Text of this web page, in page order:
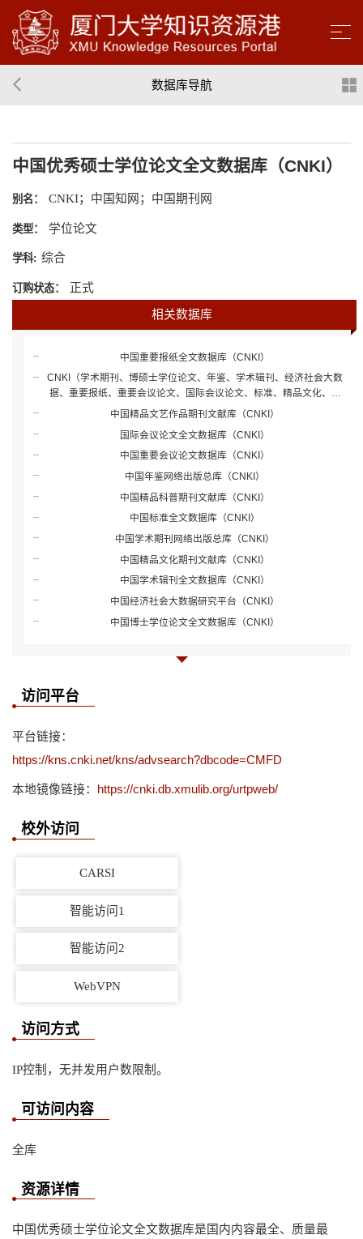
数据库导航
中国优秀硕士学位论文全文数据库（CNKI）
别名： CNKI；中国知网；中国期刊网
类型： 学位论文
学科: 综合
订购状态： 正式
相关数据库
中国重要报纸全文数据库（CNKI）
CNKI（学术期刊、博硕士学位论文、年鉴、学术辑刊、经济社会大数
据、重要报纸、重要会议论文、国际会议论文、标准、精品文化、精
品文艺、精品科普）
中国精品文艺作品期刊文献库（CNKI）
国际会议论文全文数据库（CNKI）
中国重要会议论文数据库（CNKI）
中国年鉴网络出版总库（CNKI）
中国精品科普期刊文献库（CNKI）
中国标准全文数据库（CNKI）
中国学术期刊网络出版总库（CNKI）
中国精品文化期刊文献库（CNKI）
中国学术辑刊全文数据库（CNKI）
中国经济社会大数据研究平台（CNKI）
中国博士学位论文全文数据库（CNKI）
访问平台
平台链接：
https://kns.cnki.net/kns/advsearch?dbcode=CMFD
本地镜像链接： https://cnki.db.xmulib.org/urtpweb/
校外访问
CARSI
智能访问1
智能访问2
WebVPN
访问方式
IP控制，无并发用户数限制。
可访问内容
全库
资源详情
中国优秀硕士学位论文全文数据库是国内内容最全、质量最